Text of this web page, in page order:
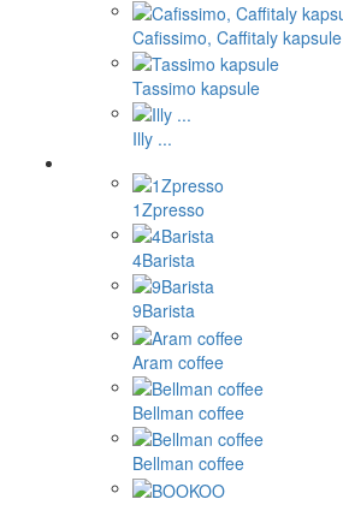
Cafissimo, Caffitaly kapsule
Tassimo kapsule
Illy ...
1Zpresso
4Barista
9Barista
Aram coffee
Bellman coffee
Bellman coffee